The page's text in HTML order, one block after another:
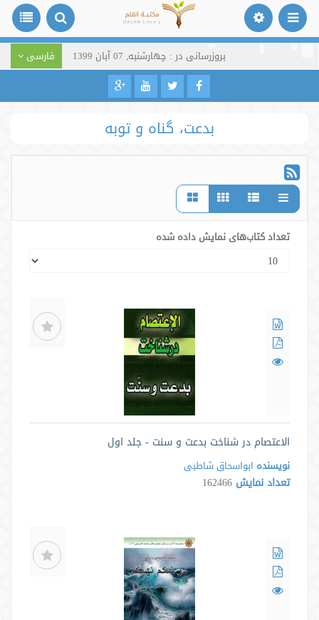
بروزرسانی در : چهارشنبه, 07 آبان 1399 فارسی
بدعت، گناه و توبه
تعداد کتاب‌های نمایش داده شده
الاعتصام در شناخت بدعت و سنت - جلد اول
نویسنده ابواسحاق شاطبی
تعداد نمایش 162466